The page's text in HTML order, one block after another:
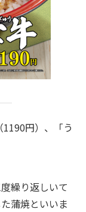
円）、「う
繰り返しいて
蒲焼といいま